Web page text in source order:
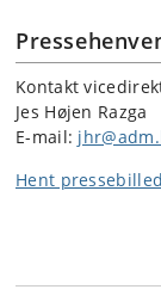
Kontakt
Jes Højen Razga
E-mail:
Hent